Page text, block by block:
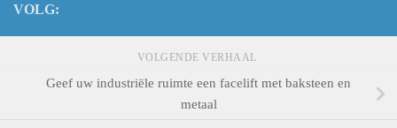
VOLG:
VOLGENDE VERHAAL
Geef uw industriële ruimte een facelift met baksteen en
metaal